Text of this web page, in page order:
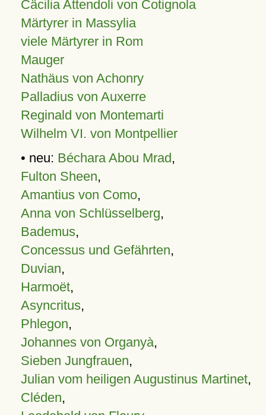
Cäcilia Attendoli von Cotignola
Märtyrer in Massylia
viele Märtyrer in Rom
Mauger
Nathäus von Achonry
Palladius von Auxerre
Reginald von Montemarti
Wilhelm VI. von Montpellier
• neu: Béchara Abou Mrad,
Fulton Sheen,
Amantius von Como,
Anna von Schlüsselberg,
Bademus,
Concessus und Gefährten,
Duvian,
Harmoët,
Asyncritus,
Phlegon,
Johannes von Organyà,
Sieben Jungfrauen,
Julian vom heiligen Augustinus Martinet,
Cléden,